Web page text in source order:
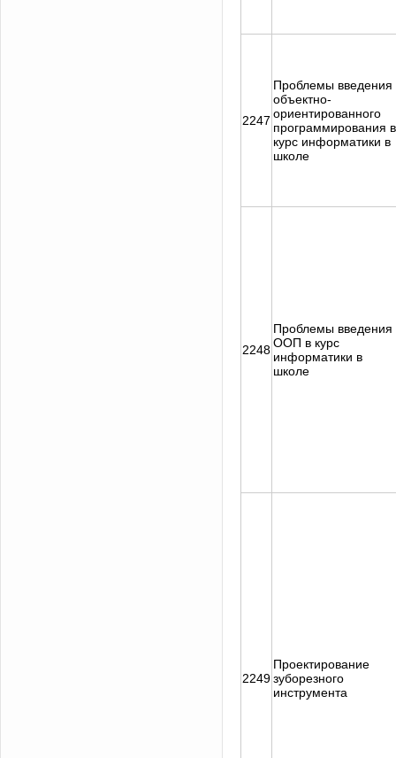
2247
Проблемы введения
объектно-
ориентированного
программирования в
курс информатики в
школе
2248
Проблемы введения
ООП в курс
информатики в
школе
2249
Проектирование
зуборезного
инструмента